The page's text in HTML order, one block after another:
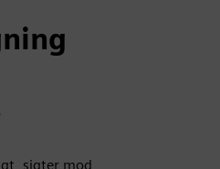
sigter mod